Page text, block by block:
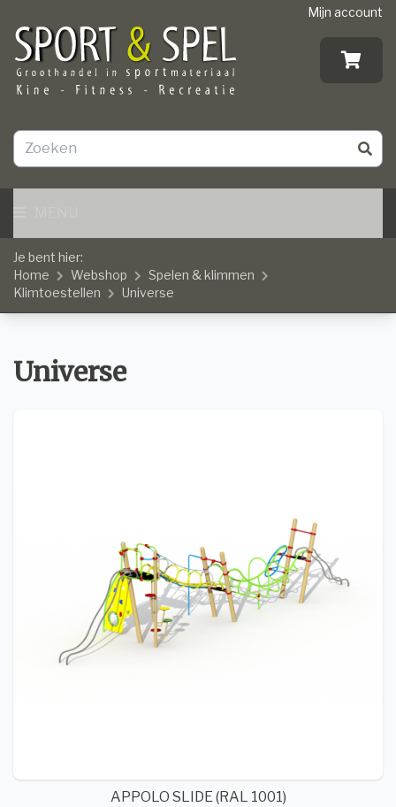
Mijn account
Je bent hier:
Home
Webshop
Spelen & klimmen
Klimtoestellen
Universe
Universe
APPOLO SLIDE (RAL 1001)